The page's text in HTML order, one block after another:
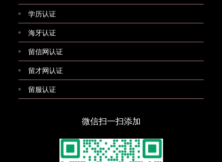
学历认证
海牙认证
留信网认证
留才网认证
留服认证
微信扫一扫添加